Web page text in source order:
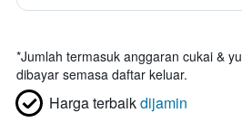
*Jumlah termasuk anggaran cukai &
dibayar semasa daftar keluar.
Harga terbaikdijamin